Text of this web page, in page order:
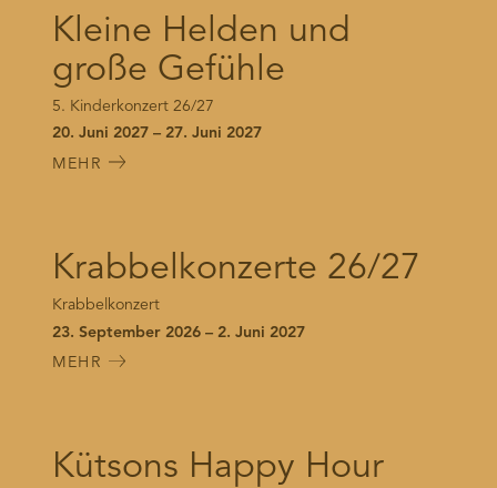
Kleine Helden und
große Gefühle
5. Kinderkonzert 26/27
20. Juni 2027 – 27. Juni 2027
MEHR
Krabbelkonzerte 26/27
Krabbelkonzert
23. September 2026 – 2. Juni 2027
MEHR
Kütsons Happy Hour